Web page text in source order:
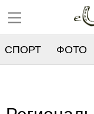
СПОРТ ФОТО